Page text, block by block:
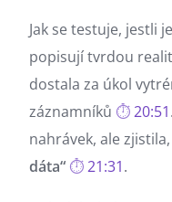
Jak se testuje, jestli
popisují tvrdou
dostala za úkol
záznamníků
20:51
nahrávek, ale
dáta“
21:31.